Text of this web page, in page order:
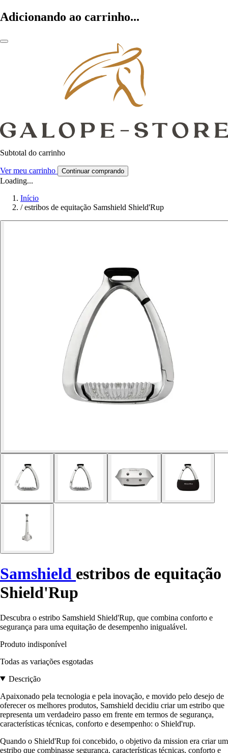
Adicionando ao carrinho...
Subtotal do carrinho
Ver meu carrinho Continuar comprando
Loading...
Início
/ estribos de equitação Samshield Shield'Rup
Samshield estribos de equitação
Shield'Rup
Descubra o estribo Samshield Shield'Rup, que combina conforto e
segurança para uma equitação de desempenho inigualável.
Produto indisponível
Todas as variações esgotadas
Descrição
Apaixonado pela tecnologia e pela inovação, e movido pelo desejo de
oferecer os melhores produtos, Samshield decidiu criar um estribo que
representa um verdadeiro passo em frente em termos de segurança,
características técnicas, conforto e desempenho: o Shield'rup.
Quando o Shield'Rup foi concebido, o objetivo da mission era criar um
estribo que combinasse segurança, características técnicas, conforto e